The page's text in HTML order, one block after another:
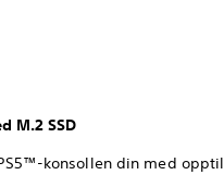
M.2 SSD
konsollen din med opptil